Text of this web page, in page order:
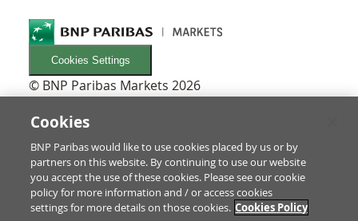
Cookies Settings
© BNP Paribas Markets 2026
Newsletters
Glossaire
RECHTLICHES
Conditions d'utilisation/Mentions légales
Prospectus & informations pour les investisseurs
Cookies
BNP Paribas would like to use cookies placed by us or by
partners on this website. By continuing to use our website
you accept the use of these cookies. Please see our cookie
policy for more information and / or access cookies
settings for more details on those cookies. Cookies Policy